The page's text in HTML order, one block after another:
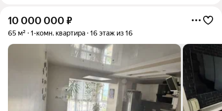
10 000 000 ₽
65 м² 1-комн. квартира 16 этаж из 16